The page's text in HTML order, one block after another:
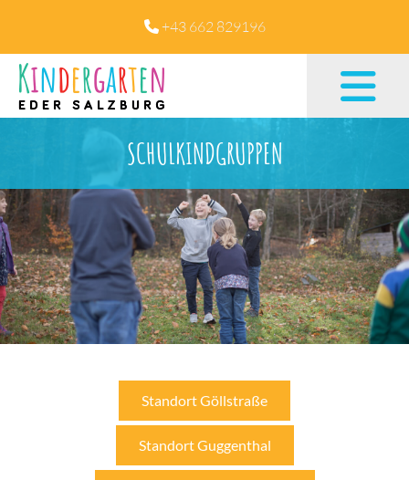
 +43 662 829196
SCHULKINDGRUPPEN
Standort Göllstraße
Standort Guggenthal